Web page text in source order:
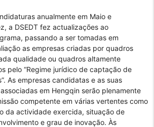
anualmente em Maio e
a DSEDT fez actualizações ao
passando a ser tomadas em
as empresas criadas por quadros
qualidade ou quadros altamente
pelo “Regime jurídico de captação de
As empresas candidatas e as suas
em Hengqin serão plenamente
competente em várias vertentes como
da actividade exercida, situação de
e grau de inovação. Às